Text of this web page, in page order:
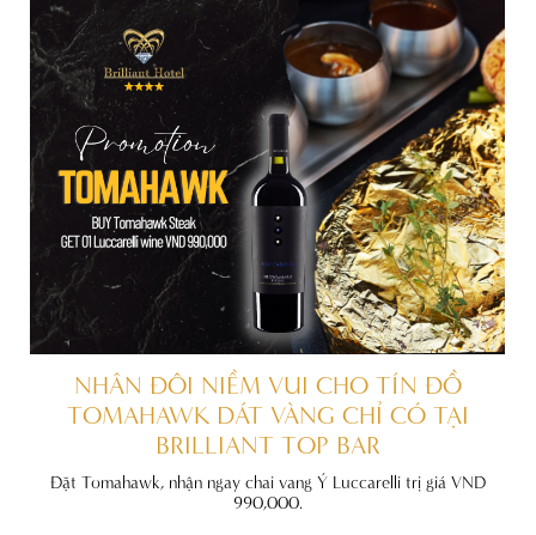
NHÂN ĐÔI NIỀM VUI CHO TÍN ĐỒ
TOMAHAWK DÁT VÀNG CHỈ CÓ TẠI
BRILLIANT TOP BAR
Đặt Tomahawk, nhận ngay chai vang Ý Luccarelli trị giá VND
990,000.